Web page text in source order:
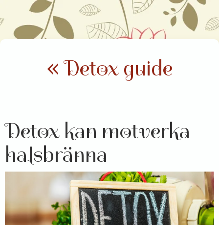
« Detox guide
Detox kan motverka
halsbränna